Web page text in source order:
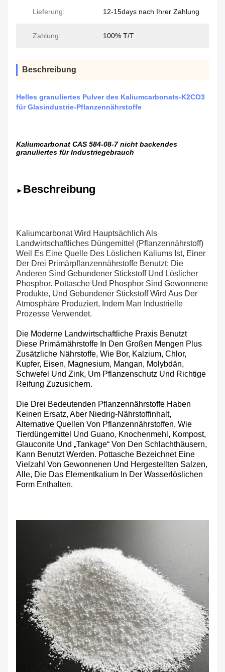
Lieferung: 12-15days nach Ihrer Zahlung
Zahlung: 100% T/T
Beschreibung
Helles granuliertes Pulver des Kaliumcarbonats-K2CO3
für Glasindustrie-Pflanzennährstoffe
Kaliumcarbonat CAS 584-08-7 nicht backendes
granuliertes für Industriegebrauch
► Beschreibung
KaliumcarbonatWird Hauptsächlich Als
Landwirtschaftliches Düngemittel (Pflanzennährstoff)
Weil Es Eine Quelle Des Löslichen Kaliums Ist, Einer
Der Drei Primärpflanzennährstoffe Benutzt; Die
Anderen Sind Gebundener Stickstoff Und Löslicher
Phosphor. Pottasche Und Phosphor Sind Gewonnene
Produkte, Und Gebundener Stickstoff Wird Aus Der
Atmosphäre Produziert, Indem Man Industrielle
Prozesse Verwendet.
Die Moderne Landwirtschaftliche Praxis Benutzt
Diese Primärnährstoffe In Den Großen Mengen Plus
Zusätzliche Nährstoffe, Wie Bor, Kalzium, Chlor,
Kupfer, Eisen, Magnesium, Mangan, Molybdän,
Schwefel Und Zink, Um Pflanzenschutz Und Richtige
Reifung Zuzusichern.
Die Drei Bedeutenden Pflanzennährstoffe Haben
Keinen Ersatz, Aber Niedrig-Nährstoffinhalt,
Alternative Quellen Von Pflanzennährstoffen, Wie
Tierdüngemittel Und Guano, Knochenmehl, Kompost,
Glauconite Und „Tankage“ Von Den Schlachthäusern,
Kann Benutzt Werden. Pottasche Bezeichnet Eine
Vielzahl Von Gewonnenen Und Hergestellten Salzen,
Alle, Die Das Elementkalium In Der Wasserlöslichen
Form Enthalten.